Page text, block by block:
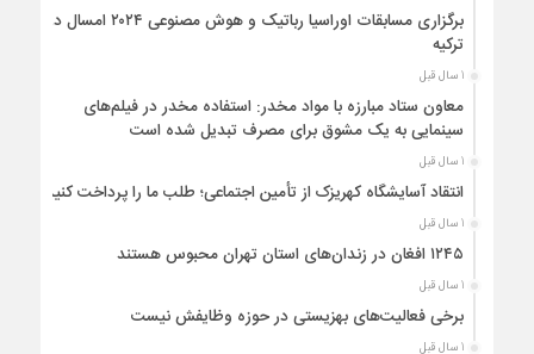
برگزاری مسابقات اوراسیا رباتیک و هوش مصنوعی ۲۰۲۴ امسال در
ترکیه
1 سال قبل
معاون ستاد مبارزه با مواد مخدر: استفاده مخدر در فیلم‌های
سینمایی به یک مشوق برای مصرف تبدیل شده است
1 سال قبل
انتقاد آسایشگاه کهریزک از تأمین اجتماعی؛ طلب ما را پرداخت کنید
1 سال قبل
۱۲۴۵ افغان در زندان‌های استان تهران محبوس هستند
1 سال قبل
برخی فعالیت‌های بهزیستی در حوزه وظایفش نیست
1 سال قبل